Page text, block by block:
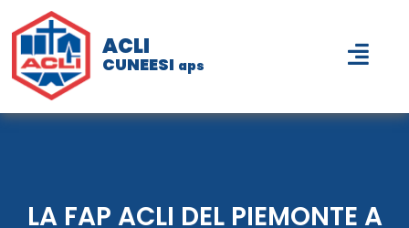
ACLI
CUNEESI aps
LA FAP ACLI DEL PIEMONTE A